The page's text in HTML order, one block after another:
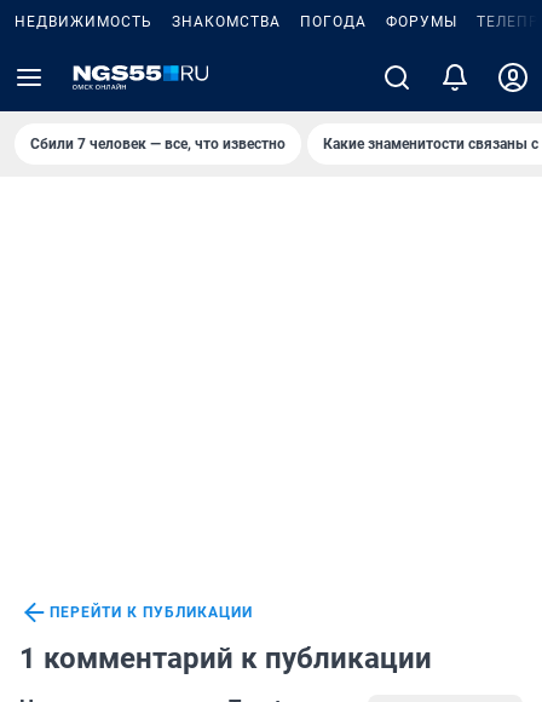
НЕДВИЖИМОСТЬ ЗНАКОМСТВА ПОГОДА ФОРУМЫ
Сбили 7 человек — все, что известно Какие знаменитости связаны
ПЕРЕЙТИ К ПУБЛИКАЦИИ
1 комментарий к публикации